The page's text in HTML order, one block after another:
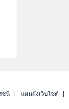
ชนี แผนผังเว็บไซต์